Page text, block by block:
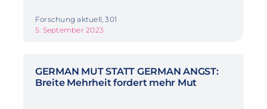
Forschung aktuell, 301
5. September 2023
GERMAN MUT STATT GERMAN ANGST:
Breite Mehrheit fordert mehr Mut